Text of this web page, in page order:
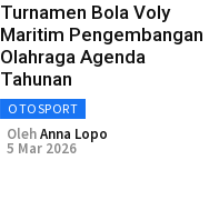
Turnamen Bola Voly
Maritim Pengembangan
Olahraga Agenda
Tahunan
OTOSPORT
OlehAnna Lopo
5 Mar 2026